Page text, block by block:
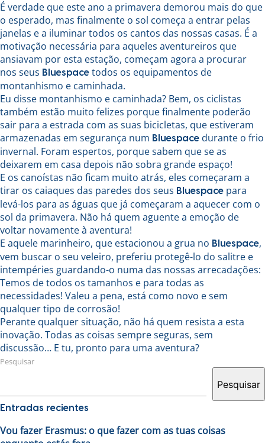
É verdade que este ano a primavera demorou mais do que
o esperado, mas finalmente o sol começa a entrar pelas
janelas e a iluminar todos os cantos das nossas casas. É a
motivação necessária para aqueles aventureiros que
ansiavam por esta estação, começam agora a procurar
nos seus Bluespace todos os equipamentos de
montanhismo e caminhada.
Eu disse montanhismo e caminhada? Bem, os ciclistas
também estão muito felizes porque finalmente poderão
sair para a estrada com as suas bicicletas, que estiveram
armazenadas em segurança num Bluespace durante o frio
invernal. Foram espertos, porque sabem que se as
deixarem em casa depois não sobra grande espaço!
E os canoístas não ficam muito atrás, eles começaram a
tirar os caiaques das paredes dos seus Bluespace para
levá-los para as águas que já começaram a aquecer com o
sol da primavera. Não há quem aguente a emoção de
voltar novamente à aventura!
E aquele marinheiro, que estacionou a grua no Bluespace,
vem buscar o seu veleiro, preferiu protegê-lo do salitre e
intempéries guardando-o numa das nossas arrecadações:
Temos de todos os tamanhos e para todas as
necessidades! Valeu a pena, está como novo e sem
qualquer tipo de corrosão!
Perante qualquer situação, não há quem resista a esta
inovação. Todas as coisas sempre seguras, sem
discussão… E tu, pronto para uma aventura?
Pesquisar
Pesquisar
Entradas recientes
Vou fazer Erasmus: o que fazer com as tuas coisas